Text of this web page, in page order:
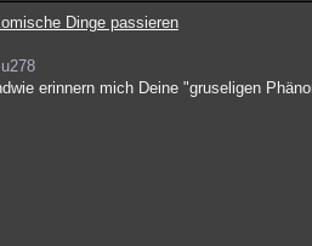
Dinge passieren
erinnern mich Deine "gruseligen